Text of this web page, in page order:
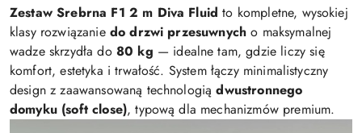
Zestaw Srebrna F1 2 m Diva Fluid to kompletne, wysokiej
klasy rozwiązanie do drzwi przesuwnych o maksymalnej
wadze skrzydła do 80 kg — idealne tam, gdzie liczy się
komfort, estetyka i trwałość. System łączy minimalistyczny
design z zaawansowaną technologiądwustronnego
domyku (soft close), typową dla mechanizmów premium.